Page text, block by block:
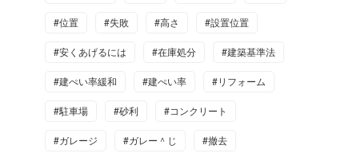
#位置 #失敗 #高さ #設置位置
#安くあげるには #在庫処分 #建築基準法
#建ぺい率緩和 #建ぺい率 #リフォーム
#駐車場 #砂利 #コンクリート
#ガレージ #ガレー＾じ #撤去